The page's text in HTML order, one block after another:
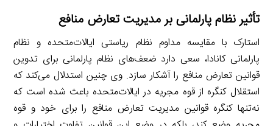
تأثیر نظام پارلمانی بر مدیریت تعارض منافع
استارک با مقایسه مداوم نظام ریاستی ایالات‌متحده و نظام
پارلمانی کانادا، سعی دارد ضعف‌های نظام پارلمانی برای تدوین
قوانین تعارض منافع را آشکار سازد. وی چنین استدلال می‌کند که
استقلال کنگره از قوه مجریه در ایالات‌متحده باعث شده است که
نه‌تنها کنگره قوانین مدیریت تعارض منافع را برای خود و قوه